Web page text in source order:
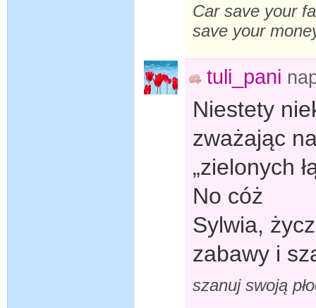
Car save your
save your
tuli_pani
Niestety
zważając
„zielonych
No cóż
Sylwia,
zabawy i
szanuj swoją